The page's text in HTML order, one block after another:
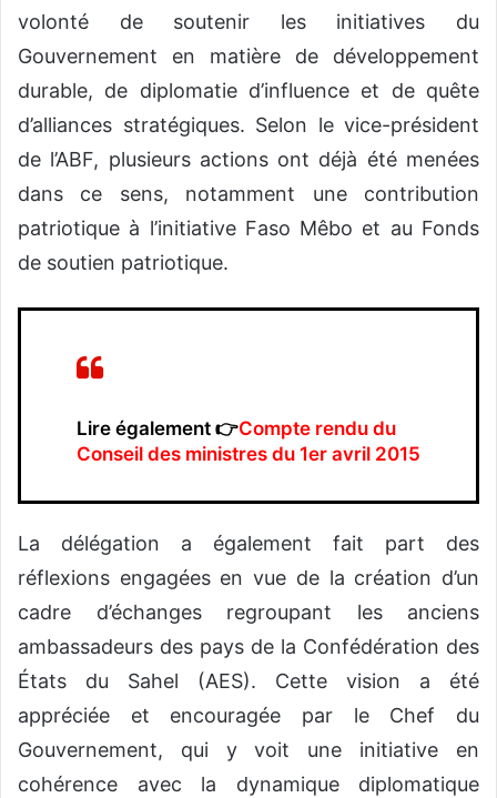
volonté de soutenir les initiatives du
Gouvernement en matière de développement
durable, de diplomatie d’influence et de quête
d’alliances stratégiques. Selon le vice-président
de l’ABF, plusieurs actions ont déjà été menées
dans ce sens, notamment une contribution
patriotique à l’initiative Faso Mêbo et au Fonds
de soutien patriotique.
Lire également 👉Compte rendu du
Conseil des ministres du 1er avril 2015
‎‎La délégation a également fait part des
réflexions engagées en vue de la création d’un
cadre d’échanges regroupant les anciens
ambassadeurs des pays de la Confédération des
États du Sahel (AES). Cette vision a été
appréciée et encouragée par le Chef du
Gouvernement, qui y voit une initiative en
cohérence avec la dynamique diplomatique